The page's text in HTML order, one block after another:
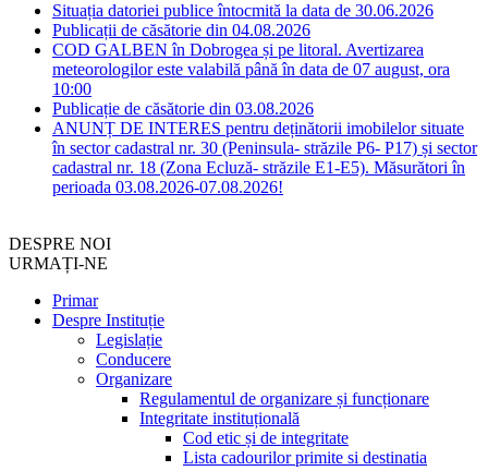
Situația datoriei publice întocmită la data de 30.06.2026
Publicații de căsătorie din 04.08.2026
COD GALBEN în Dobrogea și pe litoral. Avertizarea
meteorologilor este valabilă până în data de 07 august, ora
10:00
Publicație de căsătorie din 03.08.2026
ANUNȚ DE INTERES pentru deținătorii imobilelor situate
în sector cadastral nr. 30 (Peninsula- străzile P6- P17) și sector
cadastral nr. 18 (Zona Ecluză- străzile E1-E5). Măsurători în
perioada 03.08.2026-07.08.2026!
DESPRE NOI
URMAȚI-NE
Primar
Despre Instituție
Legislație
Conducere
Organizare
Regulamentul de organizare și funcționare
Integritate instituțională
Cod etic și de integritate
Lista cadourilor primite si destinatia